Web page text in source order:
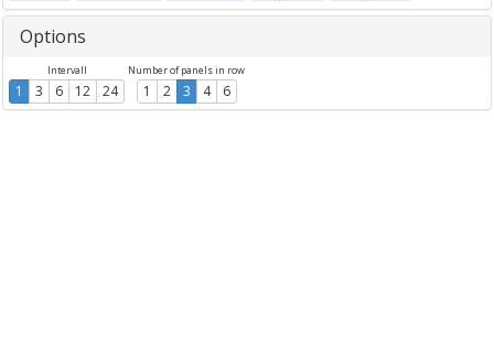
Options
Intervall
1 3 6 12 24
Number of panels in row
1 2 3 4 6